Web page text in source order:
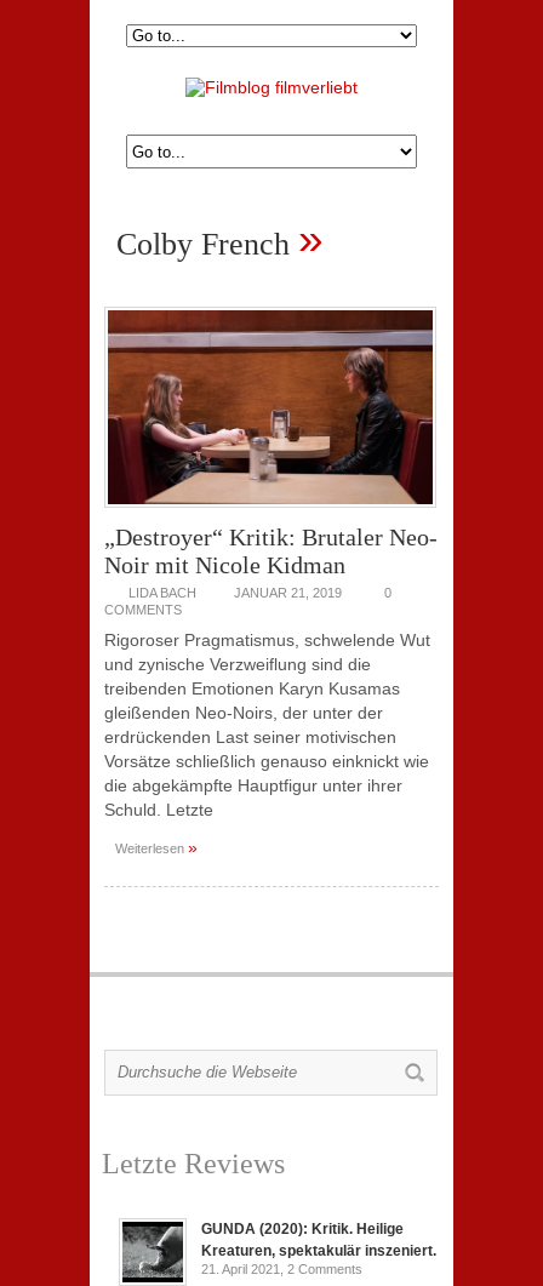
Colby French »
„Destroyer“ Kritik: Brutaler Neo-
Noir mit Nicole Kidman
LIDA BACH JANUAR 21, 2019
0
COMMENTS
Rigoroser Pragmatismus, schwelende Wut
und zynische Verzweiflung sind die
treibenden Emotionen Karyn Kusamas
gleißenden Neo-Noirs, der unter der
erdrückenden Last seiner motivischen
Vorsätze schließlich genauso einknickt wie
die abgekämpfte Hauptfigur unter ihrer
Schuld. Letzte
Weiterlesen »
Letzte Reviews
GUNDA (2020): Kritik. Heilige
Kreaturen, spektakulär inszeniert.
21. April 2021, 2 Comments